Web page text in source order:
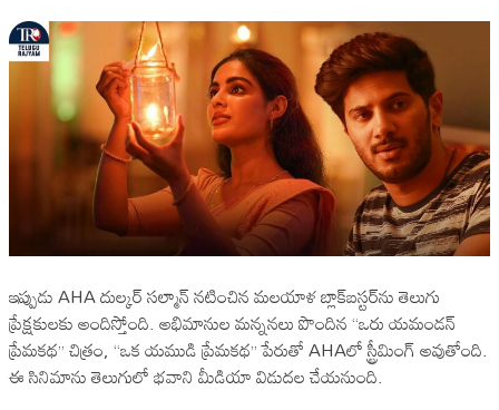
ఇప్పుడు AHA దుల్కర్ సల్మాన్ నటించిన మలయాళ బ్లాక్‌బస్టర్‌ను తెలుగు
ప్రేక్షకులకు అందిస్తోంది. అభిమానుల మన్ననలు పొందిన “ఒరు యమండన్
ప్రేమకథ” చిత్రం, “ఒక యముడి ప్రేమకథ” పేరుతో AHAలో స్ట్రీమింగ్ అవుతోంది.
ఈ సినిమాను తెలుగులో భవాని మీడియా విడుదల చేయనుంది.